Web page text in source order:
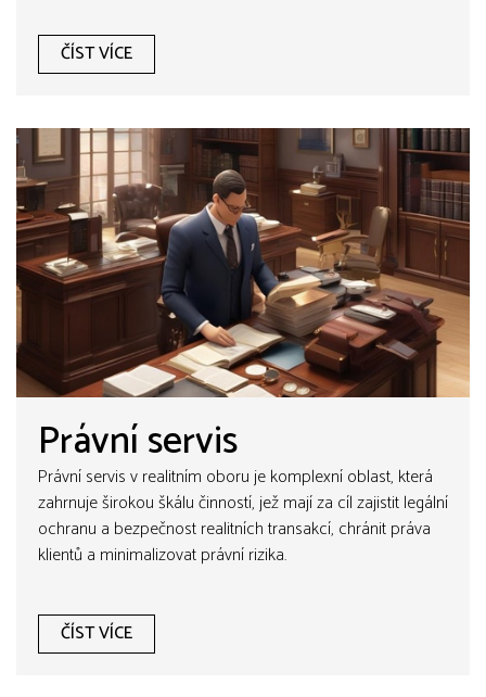
ČÍST VÍCE
Právní servis
Právní servis v realitním oboru je komplexní oblast, která
zahrnuje širokou škálu činností, jež mají za cíl zajistit legální
ochranu a bezpečnost realitních transakcí, chránit práva
klientů a minimalizovat právní rizika.
ČÍST VÍCE